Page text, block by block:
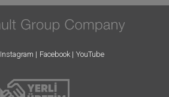
Instagram Facebook YouTube